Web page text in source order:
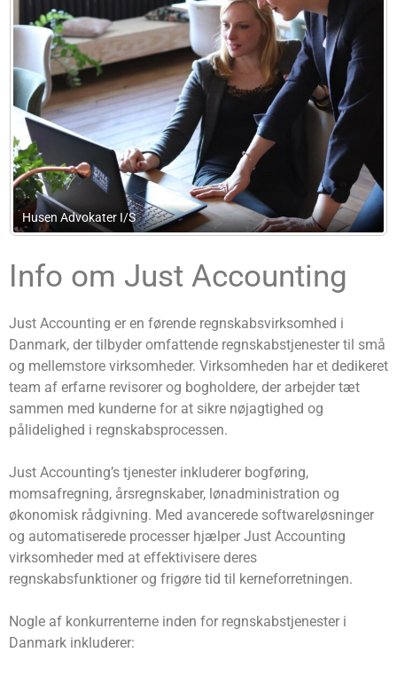
I/S
Info om Just Accounting
Just Accounting er en førende regnskabsvirksomhed i
Danmark, der tilbyder omfattende regnskabstjenester til små
og mellemstore virksomheder. Virksomheden har et dedikeret
team af erfarne revisorer og bogholdere, der arbejder tæt
sammen med kunderne for at sikre nøjagtighed og
pålidelighed i regnskabsprocessen.
Just Accounting’s tjenester inkluderer bogføring,
momsafregning, årsregnskaber, lønadministration og
økonomisk rådgivning. Med avancerede softwareløsninger
og automatiserede processer hjælper Just Accounting
virksomheder med at effektivisere deres
regnskabsfunktioner og frigøre tid til kerneforretningen.
Nogle af konkurrenterne inden for regnskabstjenester i
Danmark inkluderer: